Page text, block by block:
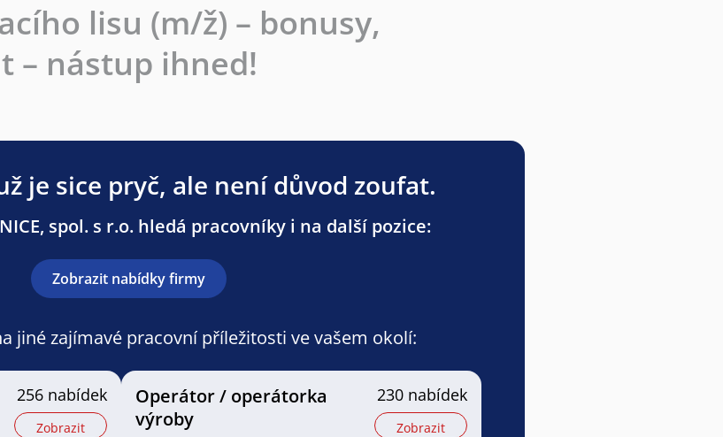
lisu (m/ž) – bonusy,
– nástup ihned!
je sice pryč, ale není důvod zoufat.
spol. s r.o. hledá pracovníky i na další pozice:
Zobrazit nabídky firmy
jiné zajímavé pracovní příležitosti ve vašem okolí:
256 nabídek
Zobrazit
Operátor / operátorka
výroby
230 nabídek
Zobrazit